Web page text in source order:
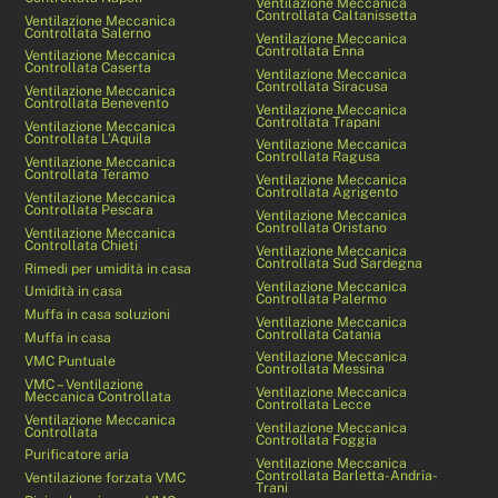
Ventilazione Meccanica
Controllata Salerno
Ventilazione Meccanica
Controllata Caserta
Ventilazione Meccanica
Controllata Benevento
Ventilazione Meccanica
Controllata L’Aquila
Ventilazione Meccanica
Controllata Teramo
Ventilazione Meccanica
Controllata Pescara
Ventilazione Meccanica
Controllata Chieti
Rimedi per umidità in casa
Umidità in casa
Muffa in casa soluzioni
Muffa in casa
VMC Puntuale
VMC – Ventilazione
Meccanica Controllata
Ventilazione Meccanica
Controllata
Purificatore aria
Ventilazione forzata VMC
Controllata Caltanissetta
Ventilazione Meccanica
Controllata Enna
Ventilazione Meccanica
Controllata Siracusa
Ventilazione Meccanica
Controllata Trapani
Ventilazione Meccanica
Controllata Ragusa
Ventilazione Meccanica
Controllata Agrigento
Ventilazione Meccanica
Controllata Oristano
Ventilazione Meccanica
Controllata Sud Sardegna
Ventilazione Meccanica
Controllata Palermo
Ventilazione Meccanica
Controllata Catania
Ventilazione Meccanica
Controllata Messina
Ventilazione Meccanica
Controllata Lecce
Ventilazione Meccanica
Controllata Foggia
Ventilazione Meccanica
Controllata Barletta-Andria-
Trani